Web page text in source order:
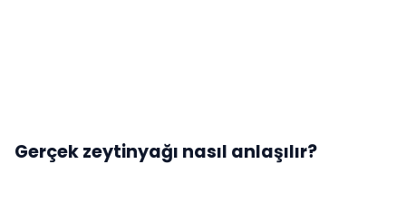
Gerçek zeytinyağı nasıl anlaşılır?